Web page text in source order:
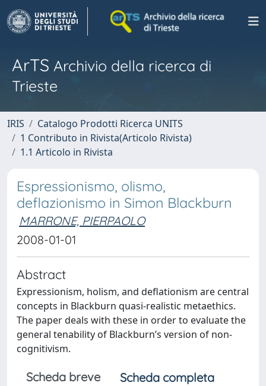
ArTS Archivio della ricerca di
Trieste
IRIS
Catalogo Prodotti Ricerca UNITS
1 Contributo in Rivista(Articolo Rivista)
1.1 Articolo in Rivista
Espressionismo, olismo,
deflazionismo in Simon Blackburn
MARRONE, PIERPAOLO
2008-01-01
Abstract
Expressionism, holism, and deflationism are central
concepts in Blackburn quasi-realistic metaethics.
The paper deals with these in order to evaluate the
general tenability of Blackburn’s version of non-
cognitivism.
Scheda breve Scheda completa